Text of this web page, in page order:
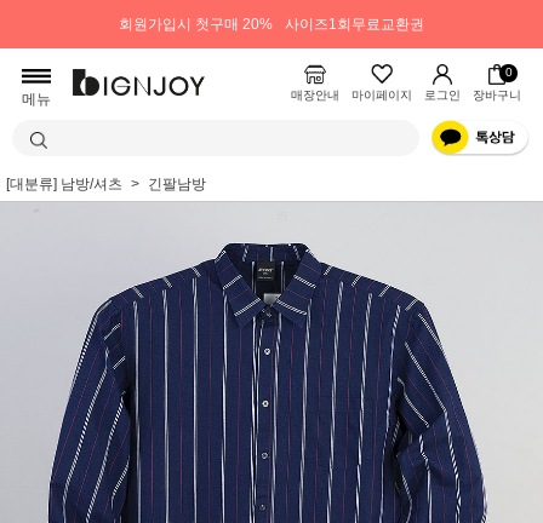
회원가입시 첫구매 20% 사이즈1회무료교환권
메뉴 매장안내 마이페이지 로그인
0
장바구니
[대분류] 남방/셔츠 긴팔남방